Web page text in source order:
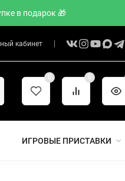
в подарок 🎁
кабинет
0 0
ИГРОВЫЕ ПРИСТАВКИ